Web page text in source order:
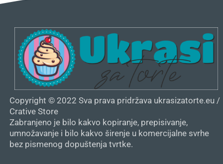
Copyright © 2022 Sva prava pridržava ukrasizatorte.eu /
Crative Store
Zabranjeno je bilo kakvo kopiranje, prepisivanje,
umnožavanje i bilo kakvo širenje u komercijalne svrhe
bez pismenog dopuštenja tvrtke.